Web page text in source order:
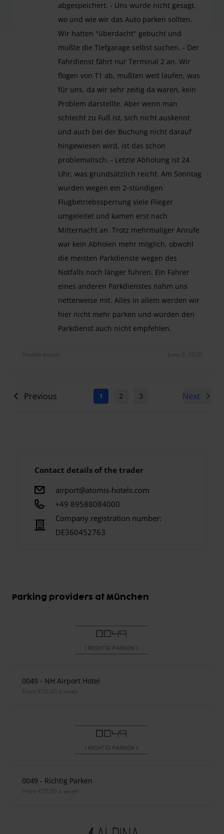
abgespeichert. - Uns wurde nicht gesagt,
wo und wie wir das Auto parken sollten.
Wir hatten "überdacht" gebucht und
mußte die Tiefgarage selbst suchen. - Der
Fahrdienst fährt nur Terminal 2 an. Wir
flogen von T1 ab, mußten weit laufen, was
für uns, da wir sehr zeitig da waren, kein
Problem darstellte. Aber wenn man
schlecht zu Fuß ist, sich nicht auskennt
und auch bei der Buchung nicht darauf
hingewiesen wird, ist das schon
problematisch. - Letzte Abholung ist 24
Uhr, was grundsätzlich reicht. Am Sonntag
wurden wegen ein 2-stündigen
Flugbetriebssperrung viele Flieger
umgeleitet und kamen erst nach
Mitternacht an. Trotz mehrmaliger Anrufe
war kein Abholen mehr möglich, obwohl
die meisten Parkdienste wegen des
Notfalls noch länger fuhren. Ein Fahrer
eines anderen Parkdienstes nahm uns
netterweise mit. Alles in allem werden wir
hier nicht mehr parken und würden den
Parkdienst auch nicht empfehlen.
Shuttle Indoor June 9, 2026
Previous 1 2 3 6
Next
Contact details of the trader
airport@atomis-hotels.com
+49 89588084000
Company registration number:
DE360452763
Parking providers at München
0049 - NH Airport Hotel
from €55.00 a week
0049 - Richtig Parken
from €75.00 a week